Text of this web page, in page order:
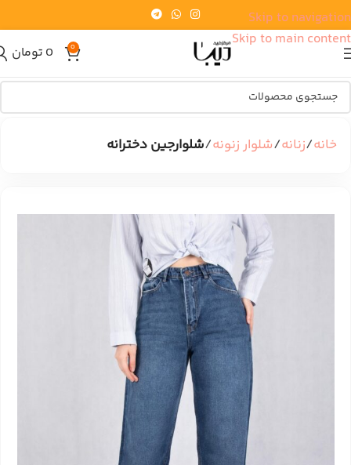
Skip to navigation
Skip to main content
0
0 تومان
خانه زنانه شلوار زنونه شلوارجین دخترانه